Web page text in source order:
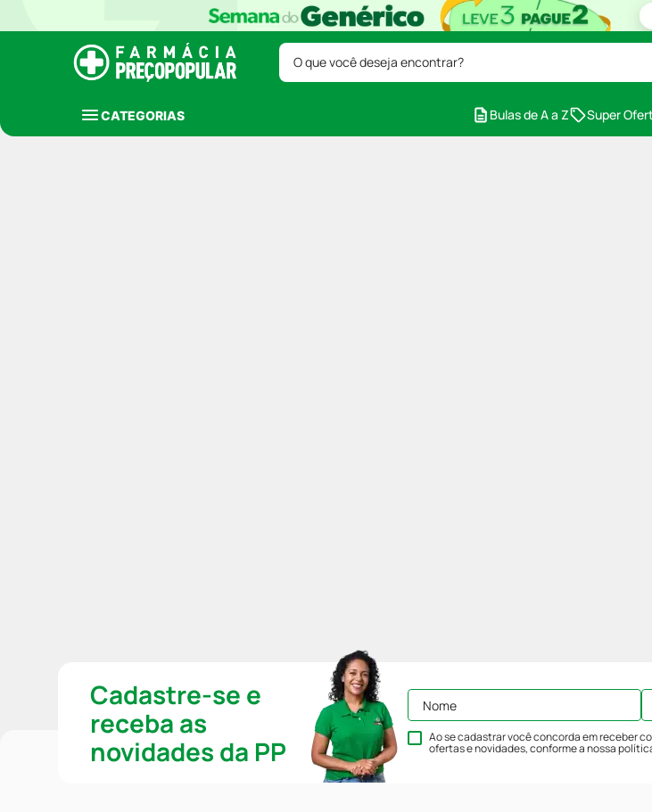
O que você deseja encontrar?
CATEGORIAS Bulas de A a Z Super
Cadastre-se e
receba as
novidades da PP
Ao se cadastrar você concorda em receber
ofertas e novidades, conforme a nossa